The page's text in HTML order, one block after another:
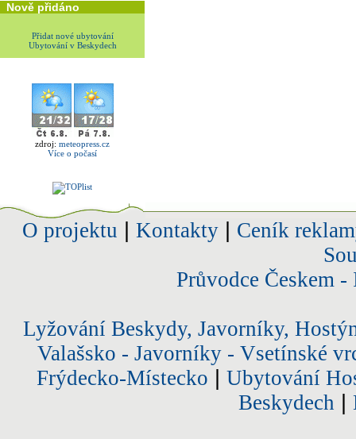
Nově přidáno
Přidat nové ubytování
Ubytování v Beskydech
zdroj: meteopress.cz
Více o počasí
O projektu Kontakty| Ceník
Průvodce Českem
Lyžování Beskydy, Javorníky,
Valašsko - Javorníky - Vsetínské
Frýdecko-Místecko
Ubytování
Beskydech